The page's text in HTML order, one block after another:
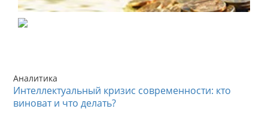
Аналитика
Интеллектуальный кризис современности: кто
виноват и что делать?